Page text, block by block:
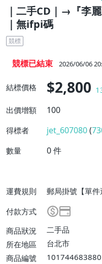
｜二手CD｜→『李
｜無ifpi碼
競標
競標已結束 2026/06/06
結標價格 $2,800
出價增額
100
得標者 jet_607080(
數量 0件
運費規則
郵局掛號【單
$10000免運費
00、滿50件或
付款方式
商品狀況
二手品
所在地區
台北市
商品編號
101744683880